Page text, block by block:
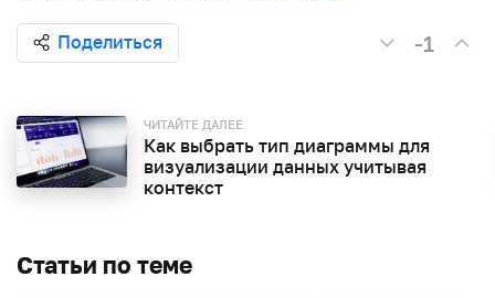
Поделиться -1
ЧИТАЙТЕ ДАЛЕЕ
Как выбрать тип диаграммы для
визуализации данных учитывая
контекст
Статьи по теме